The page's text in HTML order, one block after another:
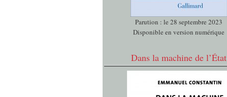
Parution : le 28 septembre 2023
Disponible en version numérique
Dans la machine de l’État